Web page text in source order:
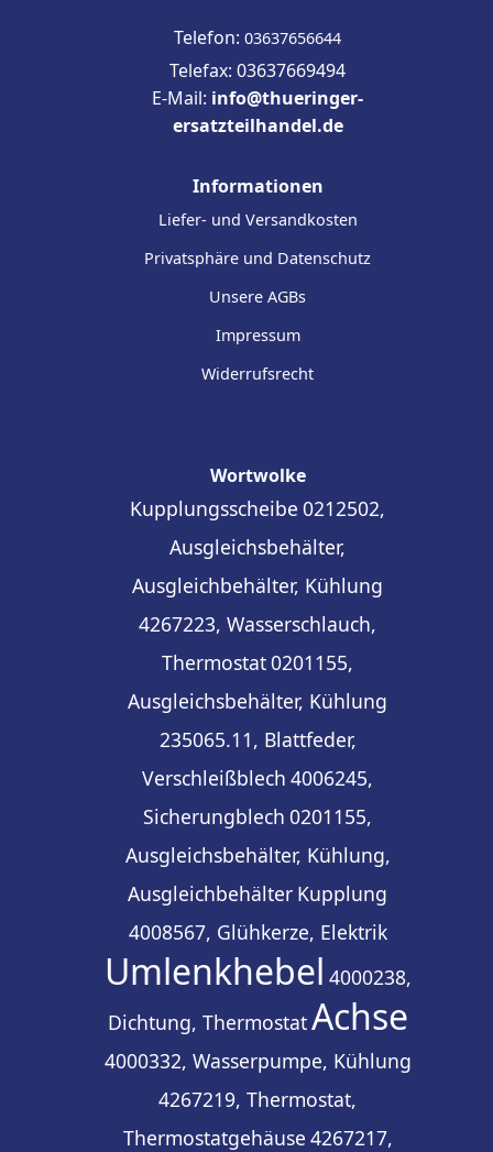
Telefon: 03637656644
Telefax: 03637669494
E-Mail: info@thueringer-
ersatzteilhandel.de
Informationen
Liefer- und Versandkosten
Privatsphäre und Datenschutz
Unsere AGBs
Impressum
Widerrufsrecht
Wortwolke
Kupplungsscheibe 0212502,
Ausgleichsbehälter,
Ausgleichbehälter, Kühlung
4267223, Wasserschlauch,
Thermostat0201155,
Ausgleichsbehälter, Kühlung
235065.11, Blattfeder,
Verschleißblech 4006245,
Sicherungblech 0201155,
Ausgleichsbehälter, Kühlung,
Ausgleichbehälter Kupplung
4008567, Glühkerze, Elektrik
Umlenkhebel 4000238,
Dichtung, ThermostatAchse
4000332, Wasserpumpe, Kühlung
4267219, Thermostat,
Thermostatgehäuse 4267217,